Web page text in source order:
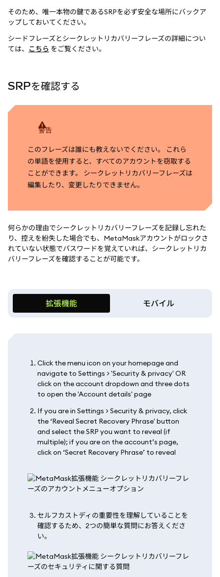
そのため、唯一本物の鍵であるSRPを必ず安全な場所にバックア
ップしておいてください。
シードフレーズとシークレットリカバリーフレーズの詳細につい
ては、
こちら をご覧ください。
SRPを確認する
警告
このフレーズは誰にも教えないでください。 これら
の単語を使用すると、すべてのアカウントを窃取する
ことができます。 シークレットリカバリーフレーズは
編集したり、変更したりできません。
何らかの理由でシークレットリカバリーフレーズを記録し忘れた
り、控えを紛失した場合でも、MetaMaskアカウントがロックさ
れていない状態でパスワードを覚えていれば、シークレットリカ
バリーフレーズを確認することが可能です。
拡張機能 モバイル
Click the menu icon on your homepage and
navigate to Settings > 'Security & privacy' OR
click on the account dropdown and three dots
to open the 'Account details' page
If you are in Settings > Security & privacy, click
the ‘Reveal Secret Recovery Phrase' button
and select the SRP you want to reveal (if
multiple); if you are on the account’s page,
click on ‘Secret Recovery Phrase’ to reveal
セルフカストディの重要性を理解していることを
確認するため、2つの簡単な質問にお答えくださ
い。